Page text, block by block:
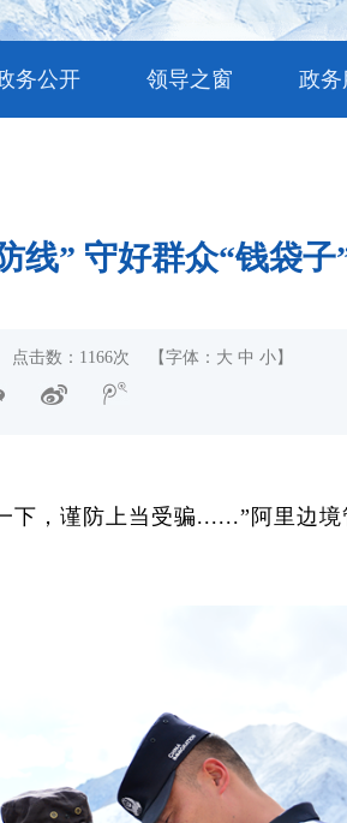
务公开 领导之窗 政务
线” 守好群众“钱袋子
击数： 1166次 【字体： 大 中 小 】
，谨防上当受骗......”阿里边